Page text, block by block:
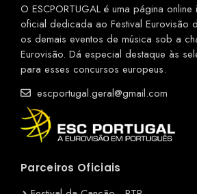
O ESCPORTUGAL é uma página
oficial dedicada ao Festival Eurovisão
os demais eventos de música sob a
Eurovisão. Dá especial destaque às
para esses concursos europeus.
escportugal.geral@gmail.com
Parceiros Oficiais